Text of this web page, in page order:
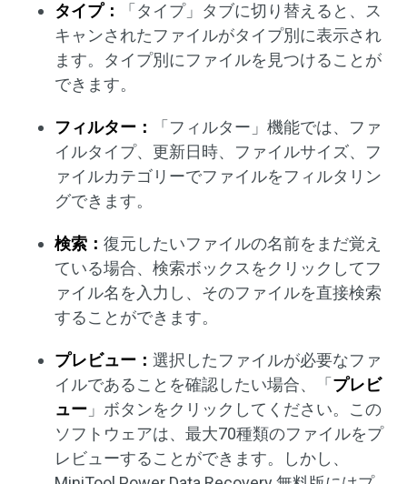
タイプ：
「タイプ」タブに切り替えると、ス
キャンされたファイルがタイプ別に表示され
ます。タイプ別にファイルを見つけることが
できます。
フィルター：
「フィルター」機能では、ファ
イルタイプ、更新日時、ファイルサイズ、フ
ァイルカテゴリーでファイルをフィルタリン
グできます。
検索： 復元したいファイルの名前をまだ覚え
ている場合、検索ボックスをクリックしてフ
ァイル名を入力し、そのファイルを直接検索
することができます。
プレビュー： 選択したファイルが必要なファ
イルであることを確認したい場合、「 プレビ
ュー 」ボタンをクリックしてください。この
ソフトウェアは、最大70種類のファイルをプ
レビューすることができます。しかし、